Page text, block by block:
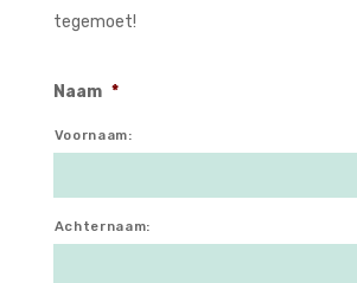
tegemoet!
Naam *
Voornaam:
Achternaam: